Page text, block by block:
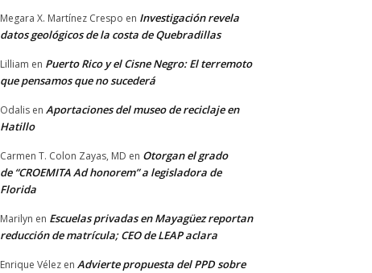
Megara X. Martínez Crespo en Investigación revela
datos geológicos de la costa de Quebradillas
Lilliam en Puerto Rico y el Cisne Negro: El terremoto
que pensamos que no sucederá
Odalis en Aportaciones del museo de reciclaje en
Hatillo
Carmen T. Colon Zayas, MD en Otorgan el grado
de “CROEMITA Ad honorem” a legisladora de
Florida
Marilyn en Escuelas privadas en Mayagüez reportan
reducción de matrícula; CEO de LEAP aclara
Enrique Vélez en Advierte propuesta del PPD sobre